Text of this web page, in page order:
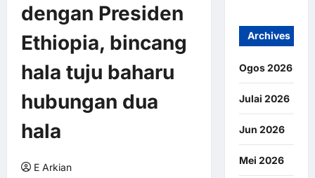
dengan Presiden
Ethiopia, bincang
hala tuju baharu
hubungan dua
hala
E Arkian
Archives
Ogos 2026
Julai 2026
Jun 2026
Mei 2026